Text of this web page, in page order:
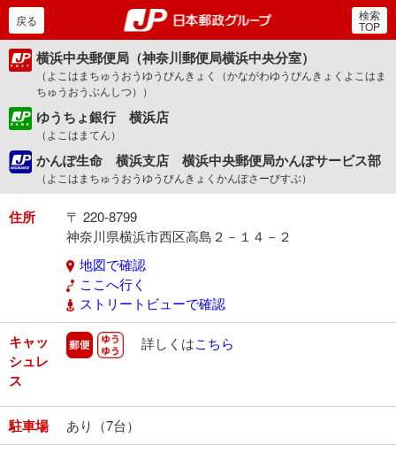
郵便局・日本郵政グルー
戻る 検索
TOP
横浜中央郵便局（神奈川郵便局横浜中央分室）
（よこはまちゅうおうゆうびんきょく（かながわゆうびんきょくよこはま
ちゅうおうぶんしつ））
ゆうちょ銀行 横浜店
（よこはまてん）
かんぽ生命 横浜支店 横浜中央郵便局かんぽサービス部
（よこはまちゅうおうゆうびんきょくかんぽさーびすぶ）
住所
〒 220-8799
神奈川県横浜市西区高島２－１４－２
地図で確認
ここへ行く
ストリートビューで確認
キャッ
シュレ
ス
郵便 ゆうゆう
詳しくはこちら
駐車場 あり（7台）